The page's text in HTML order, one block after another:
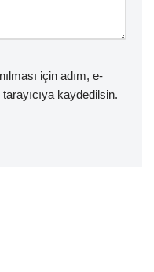
için adım, e-
kaydedilsin.